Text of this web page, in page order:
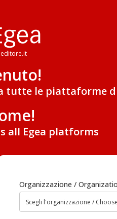
tutte le piattaforme
all Egea platforms
Organizzazione /